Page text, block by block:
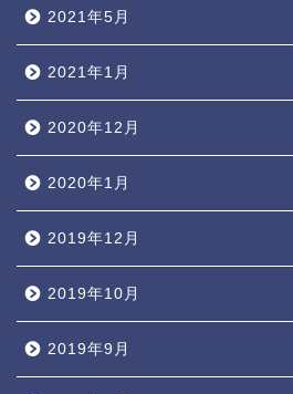
2021年5月
2021年1月
2020年12月
2020年1月
2019年12月
2019年10月
2019年9月